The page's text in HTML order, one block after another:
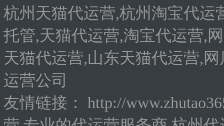
杭州天猫代运营,杭州淘宝代运
托管,天猫代运营,淘宝代运营,
天猫代运营,山东天猫代运营,
运营公司
友情链接：
http://